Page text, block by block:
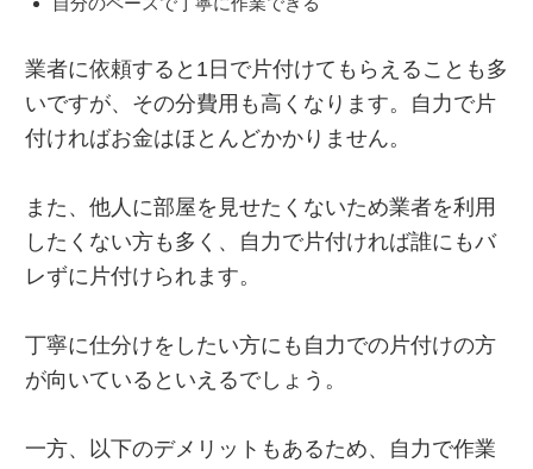
業者に依頼すると1日で片付けてもらえることも多
いですが、その分費用も高くなります。自力で片
付ければお金はほとんどかかりません。
また、他人に部屋を見せたくないため業者を利用
したくない方も多く、自力で片付ければ誰にもバ
レずに片付けられます。
丁寧に仕分けをしたい方にも自力での片付けの方
が向いているといえるでしょう。
一方、以下のデメリットもあるため、自力で作業